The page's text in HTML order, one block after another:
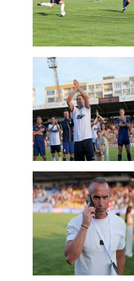
Главен
редактор:
Колев,
office@flagman.bg
Коментарите
статиите
въвеждат
читателите
редакцията
отговорност